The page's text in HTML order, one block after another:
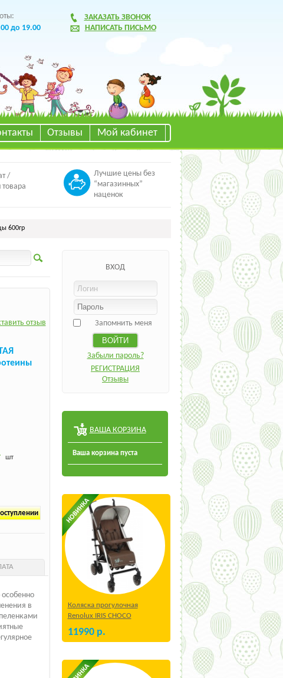
до 19.00
ЗАКАЗАТЬ ЗВОНОК
НАПИСАТЬ ПИСЬМО
Отзывы Мой кабинет
/
Лучшие цены без
“магазинных”
наценок
600гр
отзыв
шт
в
ВХОД
Запомнить меня
Забыли пароль?
РЕГИСТРАЦИЯ
Отзывы
ВАША КОРЗИНА
Ваша корзина пуста
Коляска прогулочная
Renolux IRIS CHOCO
11990 р.